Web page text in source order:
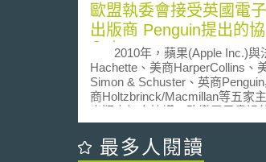
歐盟執委會接受英國電
出版商 Penguin提出的
內容
2010年，蘋果(Apple Inc.)與
Hachette、美商HarperCollins、
Simon & Schuster、英商
商Holtzbrinck/Macmillan等五家
出版商訂定協議，改變電子書過
市場上的銷售模式。過去電子書
零售商(通常是網路書店)自行訂定
售價格，而今蘋果與五家出版商
最多人閱讀